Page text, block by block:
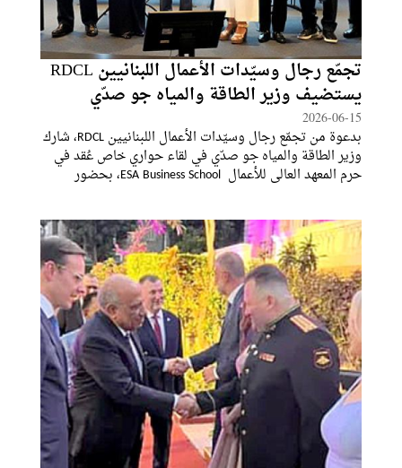
تجمّع رجال وسيّدات الأعمال اللبنانيين RDCL
يستضيف وزير الطاقة والمياه جو صدّي
2026-06-15
بدعوة من تجمّع رجال وسيّدات الأعمال اللبنانيين RDCL، شارك
وزير الطاقة والمياه جو صدّي في لقاء حواري خاص عُقد في
حرم المعهد العالي للأعمال ESA Business School، بحضور